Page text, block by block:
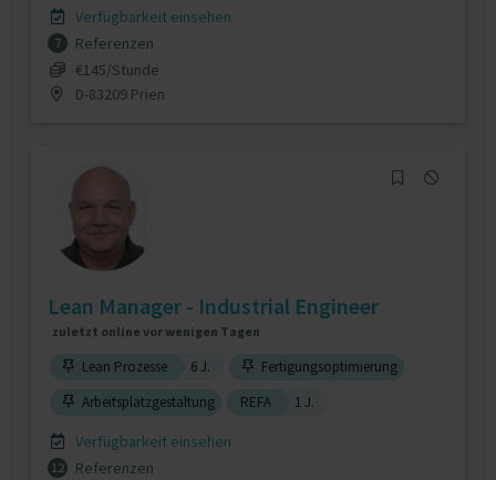
Verfügbarkeit einsehen
7
Referenzen
€145/Stunde
D-83209 Prien
Lean Manager - Industrial Engineer
zuletzt online vor wenigen Tagen
Lean Prozesse 6 J.
Fertigungsoptimierung
Arbeitsplatzgestaltung
REFA 1 J.
Verfügbarkeit einsehen
12
Referenzen